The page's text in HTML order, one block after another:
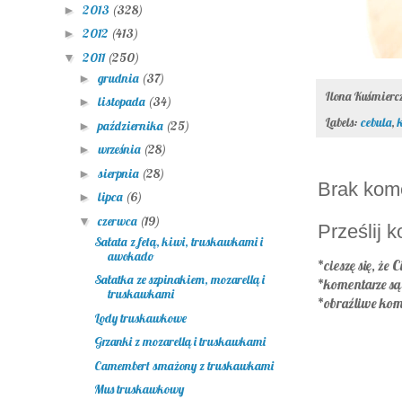
Ilona
Labels: cebula,
Brak
Prześlij
*cieszę się, że
*komentarze
*obraźliwe
► 2013 (328)
► 2012 (413)
▼ 2011 (250)
► grudnia (37)
► listopada (34)
►października (25)
► września (28)
► sierpnia (28)
► lipca (6)
▼czerwca (19)
Sałata z fetą, kiwi, truskawkami i
awokado
Sałatka ze szpinakiem, mozarellą i
truskawkami
Lody truskawkowe
Grzanki z mozarellą i truskawkami
Camembert smażony z truskawkami
Mus truskawkowy